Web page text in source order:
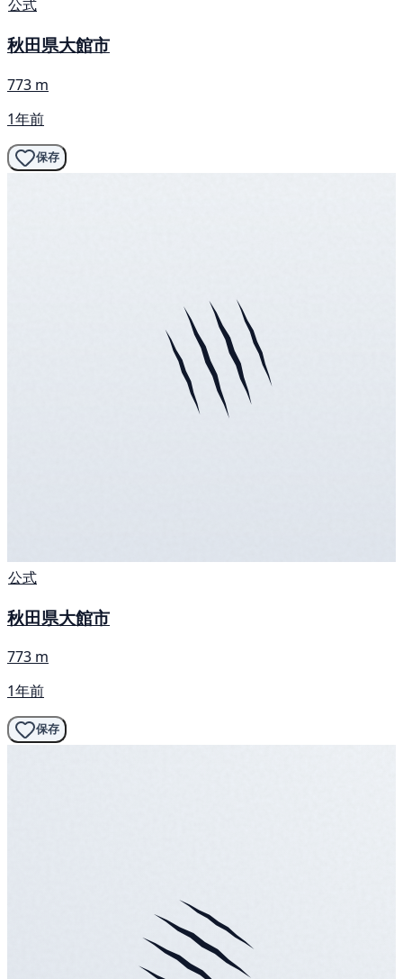
公式
秋田県大館市
773 m
1年前
保存
公式
秋田県大館市
773 m
1年前
保存